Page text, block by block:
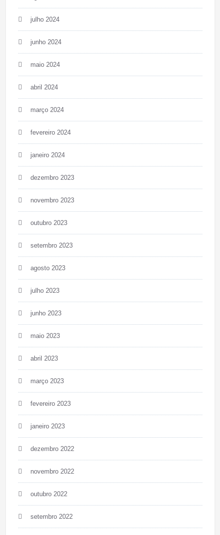
julho 2024
junho 2024
maio 2024
abril 2024
março 2024
fevereiro 2024
janeiro 2024
dezembro 2023
novembro 2023
outubro 2023
setembro 2023
agosto 2023
julho 2023
junho 2023
maio 2023
abril 2023
março 2023
fevereiro 2023
janeiro 2023
dezembro 2022
novembro 2022
outubro 2022
setembro 2022